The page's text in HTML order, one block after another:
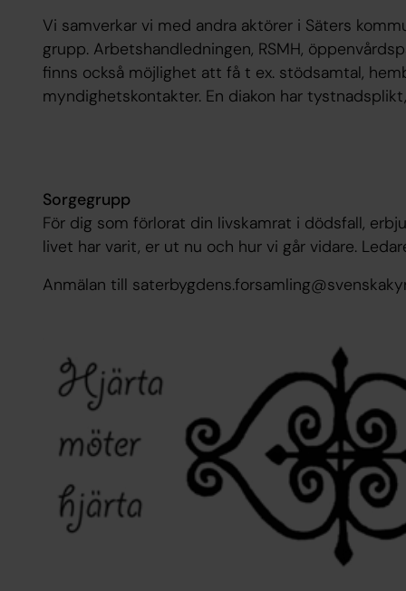
Vi samverkar vi med andra aktörer i Säters
grupp. Arbetshandledningen, RSMH,
finns också möjlighet att få t ex. stödsamtal,
myndighetskontakter. En diakon har
Sorgegrupp
För dig som förlorat din livskamrat i dödsfall,
livet har varit, er ut nu och hur vi går vidare.
Anmälan till